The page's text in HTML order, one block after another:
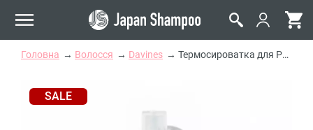
Головна Волосся Davines Термосироватка для Розгладження Неслухняного і Хвилястого Волосся Davines Love Smoothing Perfector
SALE